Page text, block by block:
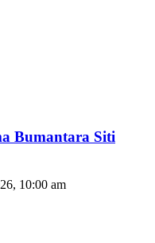
Bumantara Siti
10:00 am